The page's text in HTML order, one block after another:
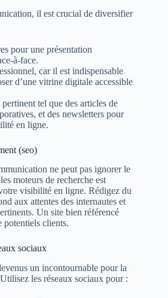
il est crucial de diversifier
pour une présentation
à-face.
car il est indispensable
d’une vitrine digitale accessible
tel que des articles de
et des newsletters pour
en ligne.
(seo)
ne peut pas ignorer le
moteurs de recherche est
visibilité en ligne. Rédigez du
aux attentes des internautes et
Un site bien référencé
potentiels clients.
sociaux
un incontournable pour la
les réseaux sociaux pour :